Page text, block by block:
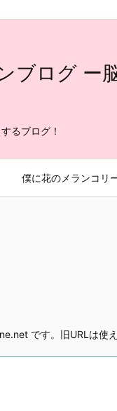
ブログ ー
るブログ！
僕に花のメランコリ
です。旧URLは使